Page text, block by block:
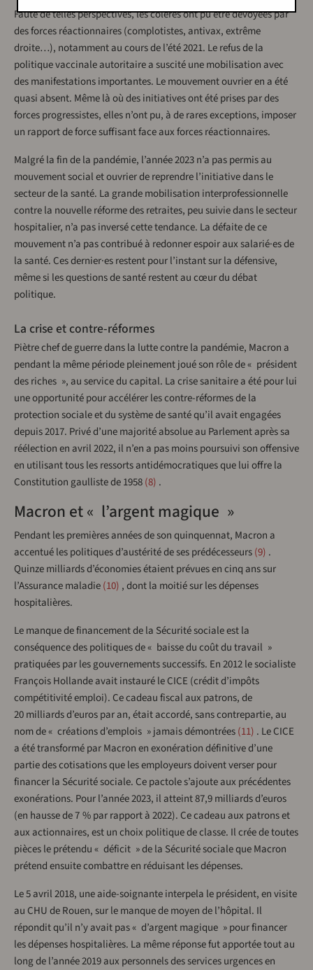
Faute de telles perspectives, les colères ont pu être dévoyées par
des forces réactionnaires (complotistes, antivax, extrême
droite…), notamment au cours de l’été 2021. Le refus de la
politique vaccinale autoritaire a suscité une mobilisation avec
des manifestations importantes. Le mouvement ouvrier en a été
quasi absent. Même là où des initiatives ont été prises par des
forces progressistes, elles n’ont pu, à de rares exceptions, imposer
un rapport de force suffisant face aux forces réactionnaires.
Malgré la fin de la pandémie, l’année 2023 n’a pas permis au
mouvement social et ouvrier de reprendre l’initiative dans le
secteur de la santé. La grande mobilisation interprofessionnelle
contre la nouvelle réforme des retraites, peu suivie dans le secteur
hospitalier, n’a pas inversé cette tendance. La défaite de ce
mouvement n’a pas contribué à redonner espoir aux salarié·es de
la santé. Ces dernier·es restent pour l’instant sur la défensive,
même si les questions de santé restent au cœur du débat
politique.
La crise et contre-réformes
Piètre chef de guerre dans la lutte contre la pandémie, Macron a
pendant la même période pleinement joué son rôle de « président
des riches », au service du capital. La crise sanitaire a été pour lui
une opportunité pour accélérer les contre-réformes de la
protection sociale et du système de santé qu’il avait engagées
depuis 2017. Privé d’une majorité absolue au Parlement après sa
réélection en avril 2022, il n’en a pas moins poursuivi son offensive
en utilisant tous les ressorts antidémocratiques que lui offre la
Constitution gaulliste de 1958 8 .
Macron et « l’argent magique »
Pendant les premières années de son quinquennat, Macron a
accentué les politiques d’austérité de ses prédécesseurs 9 .
Quinze milliards d’économies étaient prévues en cinq ans sur
l’Assurance maladie 10 , dont la moitié sur les dépenses
hospitalières.
Le manque de financement de la Sécurité sociale est la
conséquence des politiques de « baisse du coût du travail »
pratiquées par les gouvernements successifs. En 2012 le socialiste
François Hollande avait instauré le CICE (crédit d’impôts
compétitivité emploi). Ce cadeau fiscal aux patrons, de
20 milliards d’euros par an, était accordé, sans contrepartie, au
nom de « créations d’emplois » jamais démontrées 11 . Le CICE
a été transformé par Macron en exonération définitive d’une
partie des cotisations que les employeurs doivent verser pour
financer la Sécurité sociale. Ce pactole s’ajoute aux précédentes
exonérations. Pour l’année 2023, il atteint 87,9 milliards d’euros
(en hausse de 7 % par rapport à 2022). Ce cadeau aux patrons et
aux actionnaires, est un choix politique de classe. Il crée de toutes
pièces le prétendu « déficit » de la Sécurité sociale que Macron
prétend ensuite combattre en réduisant les dépenses.
Le 5 avril 2018, une aide-soignante interpela le président, en visite
au CHU de Rouen, sur le manque de moyen de l’hôpital. Il
répondit qu’il n’y avait pas « d’argent magique » pour financer
les dépenses hospitalières. La même réponse fut apportée tout au
long de l’année 2019 aux personnels des services urgences en